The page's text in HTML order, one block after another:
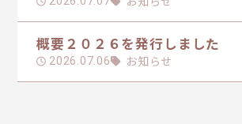
概要２０２６を発行しました
2026.07.06 お知らせ